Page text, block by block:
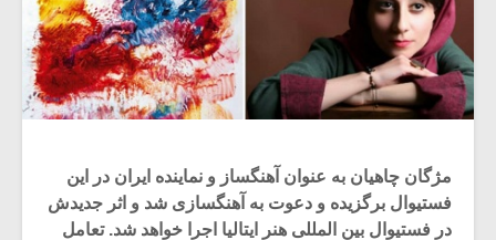
مژگان چاهیان به عنوان آهنگساز و نماینده ایران در این
فستیوال برگزیده و دعوت به آهنگسازی شد و اثر جدیدش
در فستیوال بین المللی هنر ایتالیا اجرا خواهد شد. تعامل